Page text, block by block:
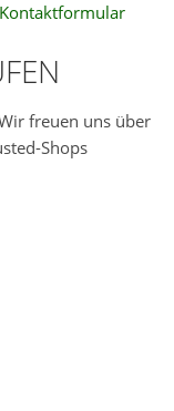
freuen uns über
Shops